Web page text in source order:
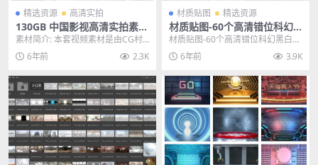
精选资源 高清实拍
130GB 中国影视高清实拍素材
库合集第三套CG村资源网独家
整理发布
素材简介: 本套视频素材是由CG村
资源网独家的中国影视高清实拍素
材库第三套,本套...
6年前 2.3K
材质贴图 精选资源
材质贴图-60个高清错位科幻
黑白凹凸贴图素材
材质贴图-60个高清错位科幻黑白凹
凸贴图素材 主题授权提示：请在后
台主题设置-主...
6年前 3.9K